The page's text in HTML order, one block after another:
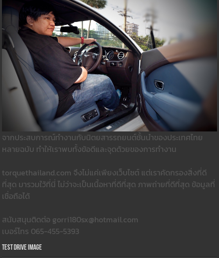
จากประสบการณ์ทำงานกับนิตยสารรถยนต์ชั้นนำของประเทศไทย
หลายฉบับ ทำให้เราพบทั้งข้อดีและจุดด้วยของการทำงาน
torquethailand.com จึงไม่แค่เพียงเว็บไซต์ แต่เราคัดกรองสิ่งที่ดี
ที่สุด มารวมใว้ที่นี่ ไม่ว่าจะเป็นเนื้อหาที่ดีที่สุด ภาพถ่ายที่ดีที่สุด ข้อมูลที่
เชื่อถือได้
สนับสนุนติดต่อ gorri180sx@hotmail.com
เบอร์โทร 065-455-5393
Test Drive Image